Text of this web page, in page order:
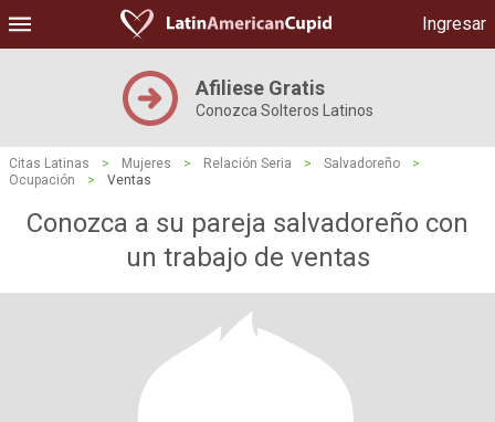
Ingresar
Afiliese Gratis
Conozca Solteros Latinos
Citas Latinas > Mujeres > Relación Seria > Salvadoreño
>
Ocupación
> Ventas
Conozca a su pareja salvadoreño con
un trabajo de ventas